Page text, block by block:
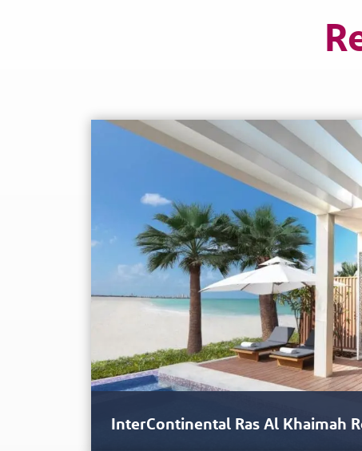
InterContinental Ras Al Khaimah